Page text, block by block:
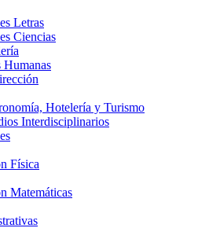
Letras
Ciencias
Humanas
Hotelería y Turismo
Interdisciplinarios
Física
Matemáticas